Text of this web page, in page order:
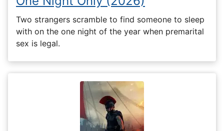
Two strangers scramble to find someone to sleep
with on the one night of the year when premarital
sex is legal.